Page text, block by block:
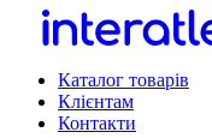
Каталог товарів
Клієнтам
Контакти